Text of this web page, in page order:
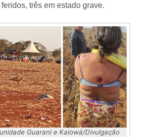
três em estado grave.
Guarani e Kaiowá/Divulgação